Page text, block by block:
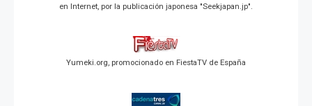
en Internet, por la publicación japonesa "Seekjapan.jp".
Yumeki.org, promocionado en FiestaTV de España